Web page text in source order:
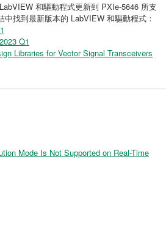
和驅動程式更新到 PXIe-5646 所支
找到最新版本的 LabVIEW 和驅動程式：
Q1
Libraries for Vector Signal Transceivers
Mode Is Not Supported on Real-Time